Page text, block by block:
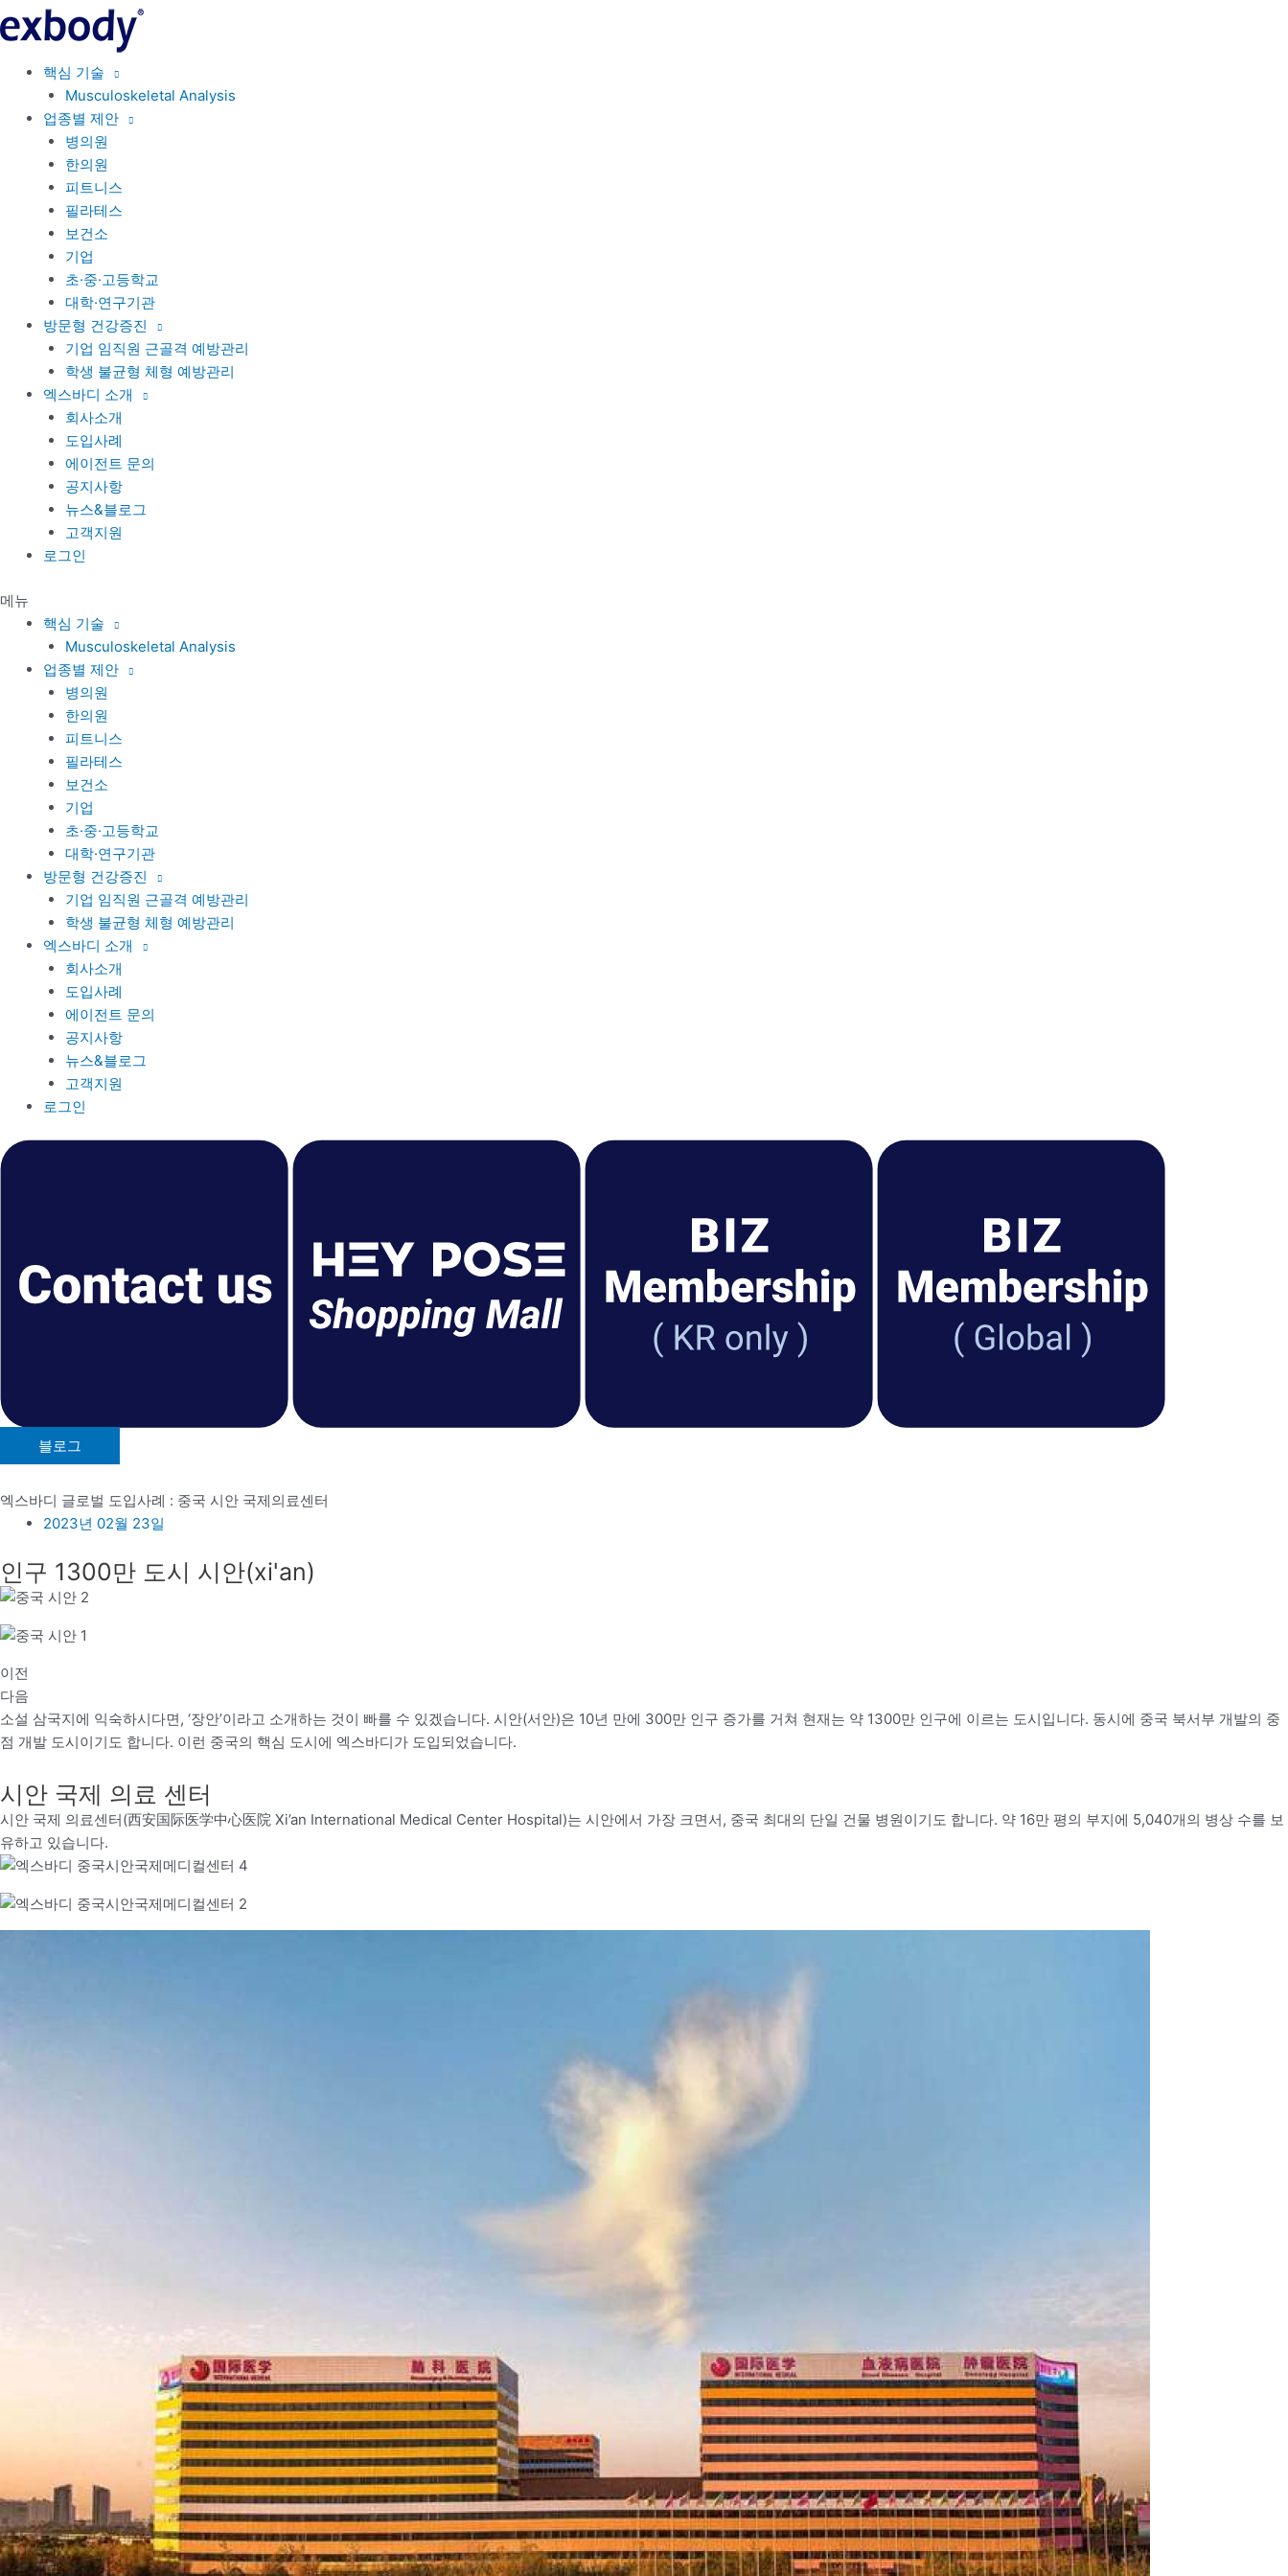
텐
핵심 기술
Musculoskeletal Analysis
업종별 제안
병의원
한의원
피트니스
필라테스
보건소
기업
초·중·고등학교
대학·연구기관
방문형 건강증진
기업 임직원 근골격 예방관리
학생 불균형 체형 예방관리
엑스바디 소개
회사소개
도입사례
에이전트 문의
공지사항
뉴스&블로그
고객지원
로그인
메뉴
핵심 기술
Musculoskeletal Analysis
업종별 제안
병의원
한의원
피트니스
필라테스
보건소
기업
초·중·고등학교
대학·연구기관
방문형 건강증진
기업 임직원 근골격 예방관리
학생 불균형 체형 예방관리
엑스바디 소개
회사소개
도입사례
에이전트 문의
공지사항
뉴스&블로그
고객지원
로그인
블로그
엑스바디 글로벌 도입사례 : 중국 시안 국제의료센터
2023년 02월 23일
인구 1300만 도시 시안(xi'an)
이전
다음
소설 삼국지에 익숙하시다면, ‘장안’이라고 소개하는 것이 빠를 수 있겠습니다. 시안(서안)은 10년 만에 300만 인구 증가를 거쳐 현재는 약 1300만 인구에 이르는 도시입니다. 동시에 중국 북서부 개발의 중
점 개발 도시이기도 합니다. 이런 중국의 핵심 도시에 엑스바디가 도입되었습니다.
시안 국제 의료 센터
시안 국제 의료센터(西安国际医学中心医院 Xi’an International Medical Center Hospital)는 시안에서 가장 크면서, 중국 최대의 단일 건물 병원이기도 합니다. 약 16만 평의 부지에 5,040개의 병상 수를 보
유하고 있습니다.